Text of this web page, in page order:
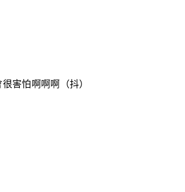
害怕啊啊啊（抖）